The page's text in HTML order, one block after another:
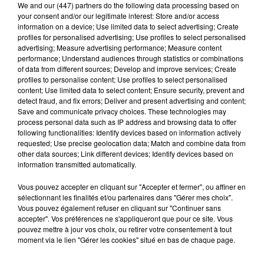
suivre...
Hip-Hop News
6 août 2026
Franglish et Keblack dévoilent une
session live surprise
5 août 2026
Après le film, bientôt une docu-série sur
le père de Michael Jackson
We and our (447) partnersdo the following data processing based on
your consent and/or our legitimate interest: Store and/or access
information on a device; Use limited data to select advertising; Create
profiles for personalised advertising; Use profiles to select personalised
advertising; Measure advertising performance; Measure content
performance; Understand audiences through statistics or combinations
of data from different sources; Develop and improve services; Create
profiles to personalise content; Use profiles to select personalised
content; Use limited data to select content; Ensure security, prevent and
detect fraud, and fix errors; Deliver and present advertising and content;
Save and communicate privacy choices. These technologies may
process personal data such as IP address and browsing data to offer
following functionalities: Identify devices based on information actively
requested; Use precise geolocation data; Match and combine data from
other data sources; Link different devices; Identify devices based on
information transmitted automatically.
Vous pouvez accepter en cliquant sur "Accepter et fermer", ou affiner en
sélectionnant les finalités et/ou partenaires dans "Gérer mes choix".
Vous pouvez également refuser en cliquant sur "Continuer sans
accepter". Vos préférences ne s'appliqueront que pour ce site. Vous
pouvez mettre à jour vos choix, ou retirer votre consentement à tout
moment via le lien "Gérer les cookies" situé en bas de chaque page.